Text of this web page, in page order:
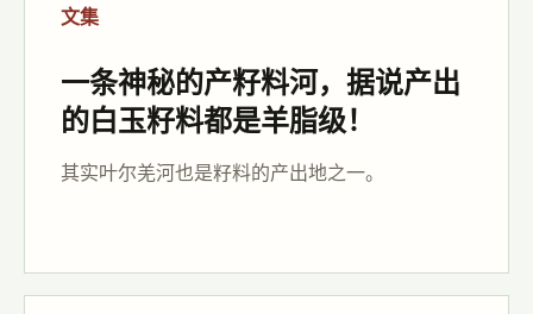
文集
一条神秘的产籽料河，据说产出
的白玉籽料都是羊脂级！
其实叶尔羌河也是籽料的产出地之一。